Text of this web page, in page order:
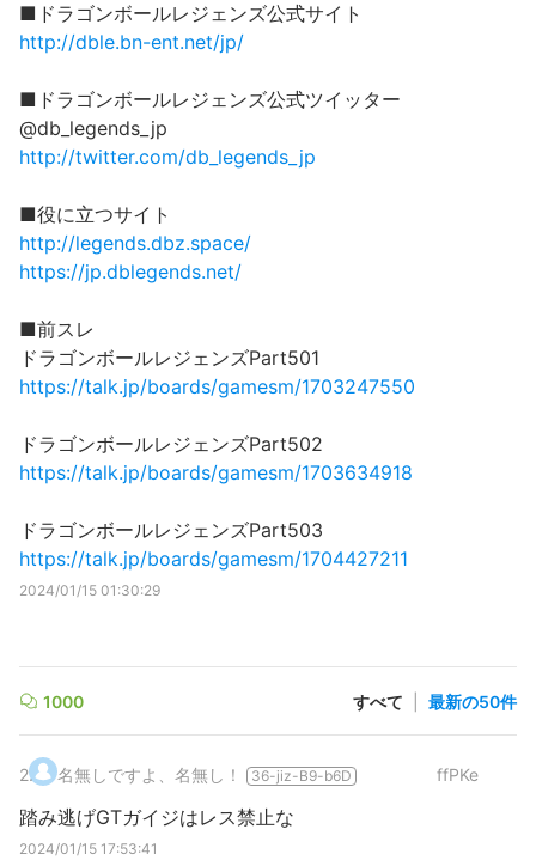
■ドラゴンボールレジェンズ公式サイト
http://dble.bn-ent.net/jp/
■ドラゴンボールレジェンズ公式ツイッター
@db_legends_jp
http://twitter.com/db_legends_jp
■役に立つサイト
http://legends.dbz.space/
https://jp.dblegends.net/
■前スレ
ドラゴンボールレジェンズPart501
https://talk.jp/boards/gamesm/1703247550
ドラゴンボールレジェンズPart502
https://talk.jp/boards/gamesm/1703634918
ドラゴンボールレジェンズPart503
https://talk.jp/boards/gamesm/1704427211
2024/01/15 01:30:29
1000 すべて 最新の50件
2. 名無しですよ、名無し！ 36-jiz-B9-b6D ffPKe
踏み逃げGTガイジはレス禁止な
2024/01/15 17:53:41